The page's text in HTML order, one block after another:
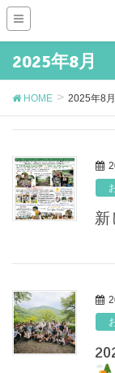
2025年8月
HOME 2025年8月